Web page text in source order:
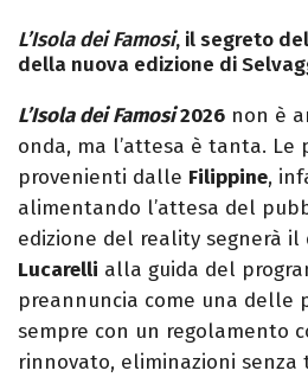
L’Isola dei Famosi, il segreto
della nuova edizione di
L’Isola dei Famosi2026 non è
onda, ma l’attesa è tanta. Le
provenienti dalle Filippine,
alimentando l’attesa del
edizione del reality segnerà il
Lucarelli alla guida del
preannuncia come una delle
sempre con un regolamento
rinnovato, eliminazioni